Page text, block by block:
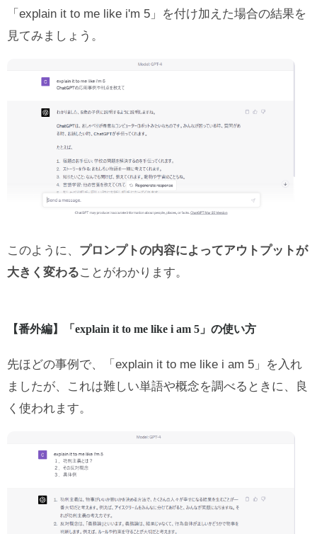
「explain it to me like i'm 5」を付け加えた場合の結果を
見てみましょう。
このように、 プロンプトの内容によってアウトプットが
大きく変わることがわかります。
【番外編】「explain it to me like i am 5」の使い方
先ほどの事例で、「explain it to me like i am 5」を入れ
ましたが、これは難しい単語や概念を調べるときに、良
く使われます。